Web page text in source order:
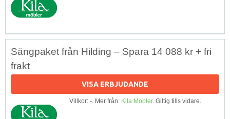
Sängpaket från Hilding – Spara 14 088 kr + fri
frakt
VISA ERBJUDANDE
Villkor: -. Mer från: Kila Möbler. Giltig tills vidare.